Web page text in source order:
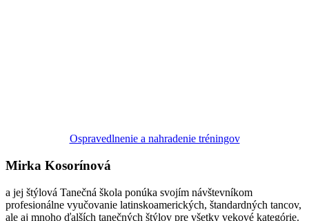
Ospravedlnenie a nahradenie tréningov
Mirka Kosorínová
a jej štýlová Tanečná škola ponúka svojím návštevníkom
profesionálne vyučovanie latinskoamerických, štandardných tancov,
ale aj mnoho ďalších tanečných štýlov pre všetky vekové kategórie.